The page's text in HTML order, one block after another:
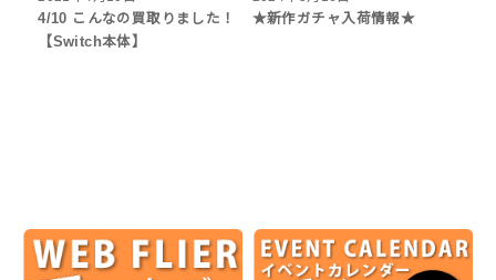
4/10 こんなの買取りました！
【Switch本体】
★新作ガチャ入荷情報★